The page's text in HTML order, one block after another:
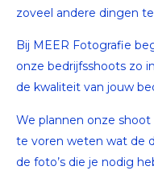
zoveel andere dingen
Bij MEER Fotografie
onze bedrijfsshoots zo
de kwaliteit van jouw
We plannen onze
te voren weten wat de
de foto’s die je nodig